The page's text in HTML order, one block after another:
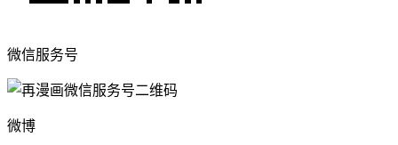
微信服务号
微博